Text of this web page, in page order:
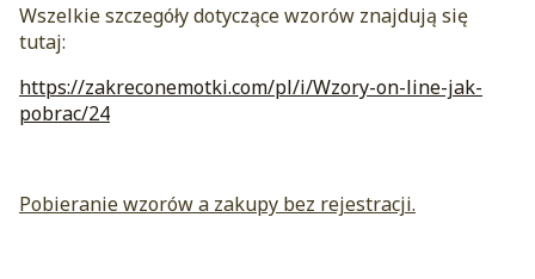
Wszelkie szczegóły dotyczące wzorów znajdują się
tutaj:
https://zakreconemotki.com/pl/i/Wzory-on-line-jak-
pobrac/24
Pobieranie wzorów a zakupy bez rejestracji.